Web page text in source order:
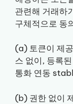
관련해 거래하
구체적으로 동
(a) 토큰이 제
스 없이, 등록
통화 연동
(b) 권한 없이